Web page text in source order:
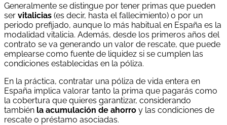
Generalmente se distingue por tener primas que pueden
ser vitalicias (es decir, hasta el fallecimiento) o por un
periodo prefijado, aunque lo más habitual en España es la
modalidad vitalicia. Además, desde los primeros años del
contrato se va generando un valor de rescate, que puede
emplearse como fuente de liquidez si se cumplen las
condiciones establecidas en la póliza.
En la práctica, contratar una póliza de vida entera en
España implica valorar tanto la prima que pagarás como
la cobertura que quieres garantizar, considerando
también la acumulación de ahorro y las condiciones de
rescate o préstamo asociadas.